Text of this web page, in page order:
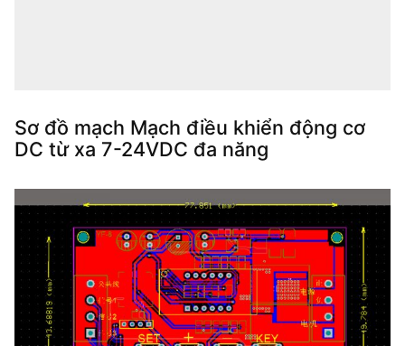
Sơ đồ mạch Mạch điều khiển động cơ
DC từ xa 7-24VDC đa năng